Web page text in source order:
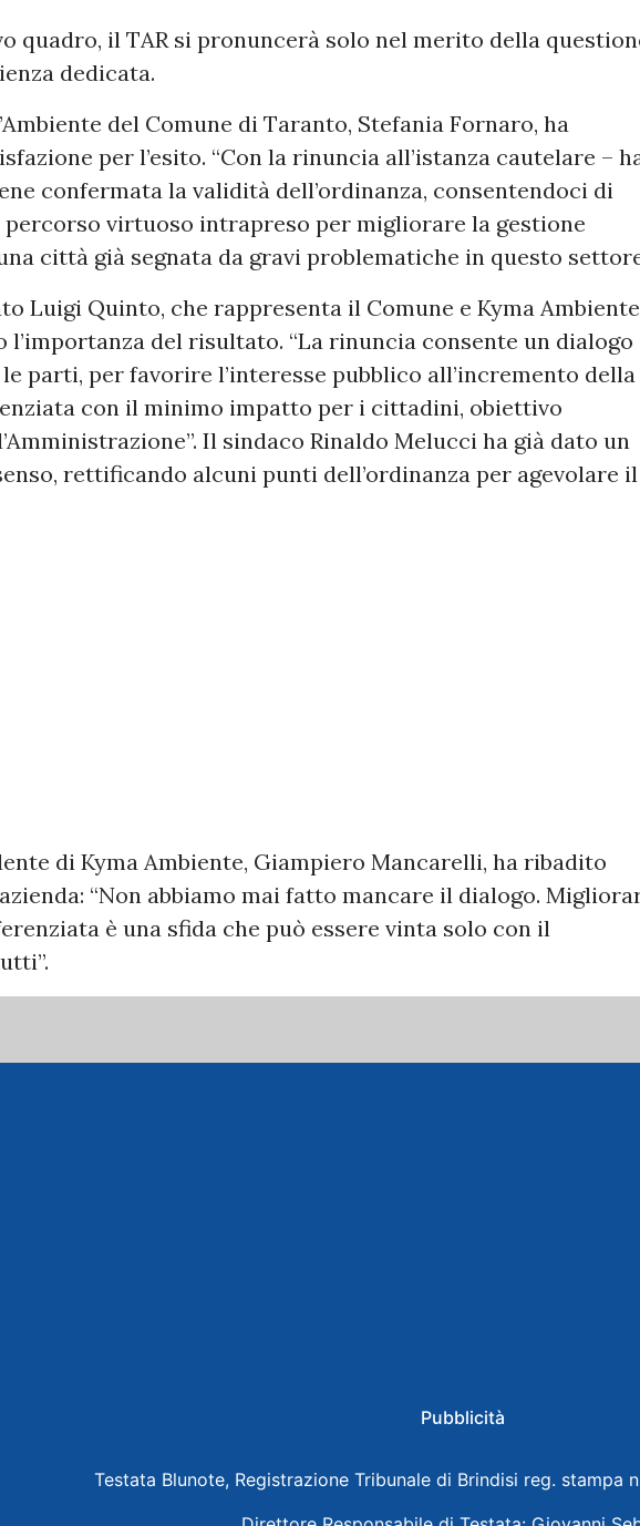
quadro, il TAR si pronuncerà solo nel merito della
dedicata.
del Comune di Taranto, Stefania Fornaro, ha
per l’esito. “Con la rinuncia all’istanza cautelare –
confermata la validità dell’ordinanza, consentendoci di
virtuoso intrapreso per migliorare la gestione
città già segnata da gravi problematiche in questo
Luigi Quinto, che rappresenta il Comune e Kyma
l’importanza del risultato. “La rinuncia consente un dialogo
parti, per favorire l’interesse pubblico all’incremento della
con il minimo impatto per i cittadini, obiettivo
Il sindaco Rinaldo Melucci ha già dato un
rettificando alcuni punti dell’ordinanza per agevolare il
di Kyma Ambiente, Giampiero Mancarelli, ha ribadito
“Non abbiamo mai fatto mancare il dialogo.
è una sfida che può essere vinta solo con il
Pubblicità
Testata Blunote, Registrazione Tribunale di Brindisi reg. stampa